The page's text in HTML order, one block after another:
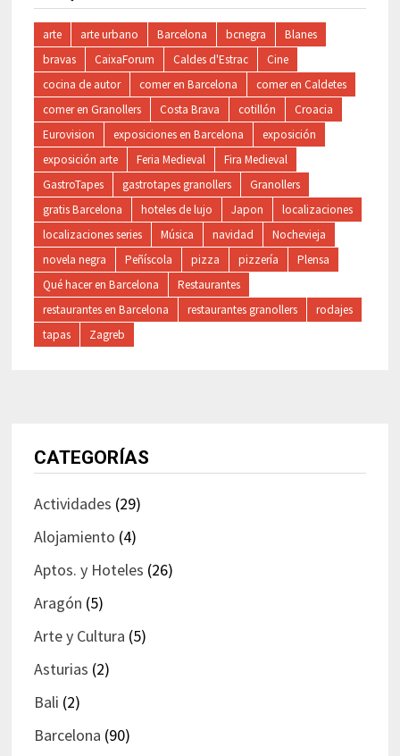
arte arte urbano Barcelona bcnegra
Blanes
bravas
CaixaForum Caldes d'Estrac
Cine
cocina de autor
comer en Barcelona
comer en Caldetes
comer en Granollers
Costa Brava cotillón
Croacia
Eurovision
exposiciones en Barcelona
exposición
exposición arte
Feria Medieval
Fira Medieval
GastroTapes
gastrotapes granollers
Granollers
gratis Barcelona
hoteles de lujo Japon
localizaciones
localizaciones series
Música navidad
Nochevieja
novela negra
Peñíscola pizza pizzería
Plensa
Qué hacer en Barcelona
Restaurantes
restaurantes en Barcelona
restaurantes granollers
rodajes
tapas
Zagreb
CATEGORÍAS
Actividades (29)
Alojamiento (4)
Aptos. y Hoteles (26)
Aragón (5)
Arte y Cultura (5)
Asturias (2)
Bali (2)
Barcelona (90)